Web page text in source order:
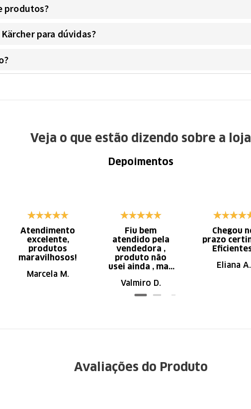
produtos?
para dúvidas?
Veja o que estão dizendo sobre a loja
Depoimentos
Atendimento
excelente,
produtos
maravilhosos!
Marcela M.
Fiu bem
atendido pela
vendedora ,
produto não
usei ainda , mas
ótima qualidade
Valmiro D.
Chegou
prazo
Eliana A.
Avaliações do Produto